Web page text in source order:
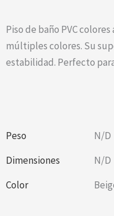
Piso de baño PVC
múltiples colores. Su
estabilidad. Perfecto
Peso
N/D
Dimensiones
N/D
Color